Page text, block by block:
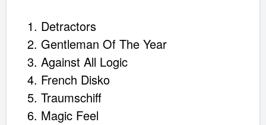
1. Detractors
2. Gentleman Of The Year
3. Against All Logic
4. French Disko
5. Traumschiff
6. Magic Feel